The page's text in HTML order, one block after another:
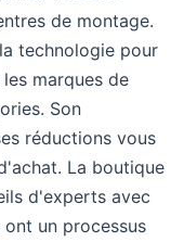
de montage.
technologie pour
marques de
Son
réductions vous
La boutique
d'experts avec
un processus